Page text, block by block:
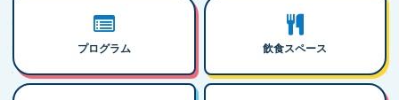
プログラム 飲食スペース